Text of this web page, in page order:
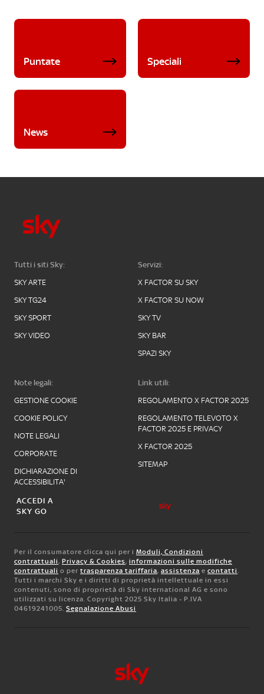
Puntate Speciali
News
Tutti i siti Sky:
SKY ARTE
SKY TG24
SKY SPORT
SKY VIDEO
Servizi:
X FACTOR SU SKY
X FACTOR SU NOW
SKY TV
SKY BAR
SPAZI SKY
Note legali:
GESTIONE COOKIE
COOKIE POLICY
NOTE LEGALI
CORPORATE
DICHIARAZIONE DI
ACCESSIBILITA'
Link utili:
REGOLAMENTO X FACTOR 2025
REGOLAMENTO TELEVOTO X
FACTOR 2025 E PRIVACY
X FACTOR 2025
SITEMAP
ACCEDI A
SKY GO
Per il consumatore clicca qui per i Moduli, Condizioni
contrattuali, Privacy & Cookies, informazioni sulle modifiche
contrattuali o per trasparenza tariffaria, assistenza e contatti.
Tutti i marchi Sky e i diritti di proprietà intellettuale in essi
contenuti, sono di proprietà di Sky international AG e sono
utilizzati su licenza. Copyright 2025 Sky Italia - P.IVA
04619241005. Segnalazione Abusi